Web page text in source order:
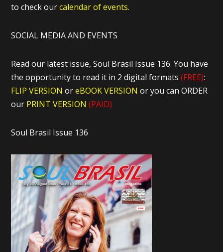
to check ourcalendar of events.
SOCIAL MEDIA AND EVENTS
Read our latest issue, Soul Brasil Issue 136. You have
the opportunity to read it in 2 digital formats(FREE):
FLIP VERSION oreBOOK VERSIONor you can ORDER
our PRINT VERSION (PAID)
Soul Brasil Issue 136